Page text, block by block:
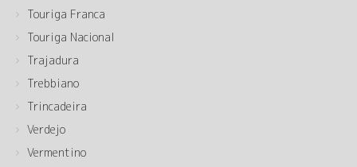
Touriga Franca
Touriga Nacional
Trajadura
Trebbiano
Trincadeira
Verdejo
Vermentino